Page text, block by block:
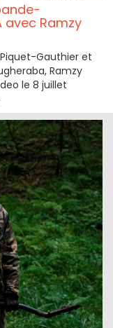
avec Ramzy
Gauthier et
Ramzy
le 8 juillet